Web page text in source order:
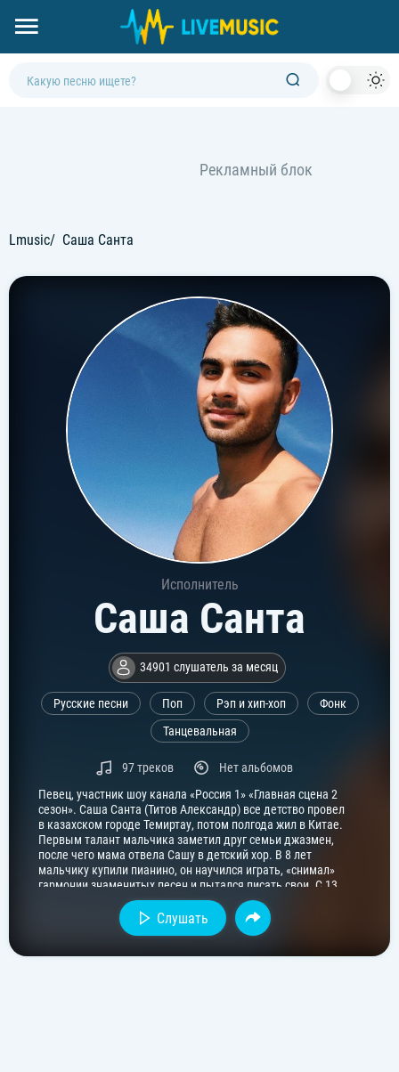
Lmusic Саша Санта
Исполнитель
Саша Санта
34901 слушатель за месяц
Русские песни Поп Рэп и хип-хоп
Фонк
Танцевальная
97 треков
Нет альбомов
Певец, участник шоу канала «Россия 1» «Главная сцена 2
сезон». Саша Санта (Титов Александр) все детство провел
в казахском городе Темиртау, потом полгода жил в Китае.
Первым талант мальчика заметил друг семьи джазмен,
после чего мама отвела Сашу в детский хор. В 8 лет
мальчику купили пианино, он научился играть, «снимал»
гармонии знаменитых песен и пытался писать свои. С 13
лет стал параллельно с активным и успешным участием в
музыкальных конкурсах он подрабатывал пением в
ресторане. А первые заработанные деньги – выигрыш на
песню. Саша любит творчество Майкла Джексона, Аллы
Слушать